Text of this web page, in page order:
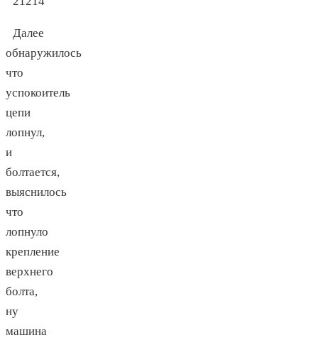
Далее
обнаружилось
что
успокоитель
цепи
лопнул,
и
болтается,
выяснилось
что
лопнуло
крепление
верхнего
болта,
ну
машина